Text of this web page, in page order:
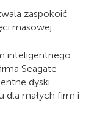
zaspokoić
masowej.
inteligentnego
Seagate
dyski
dla małych firm i